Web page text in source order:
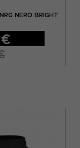
NERO BRIGHT